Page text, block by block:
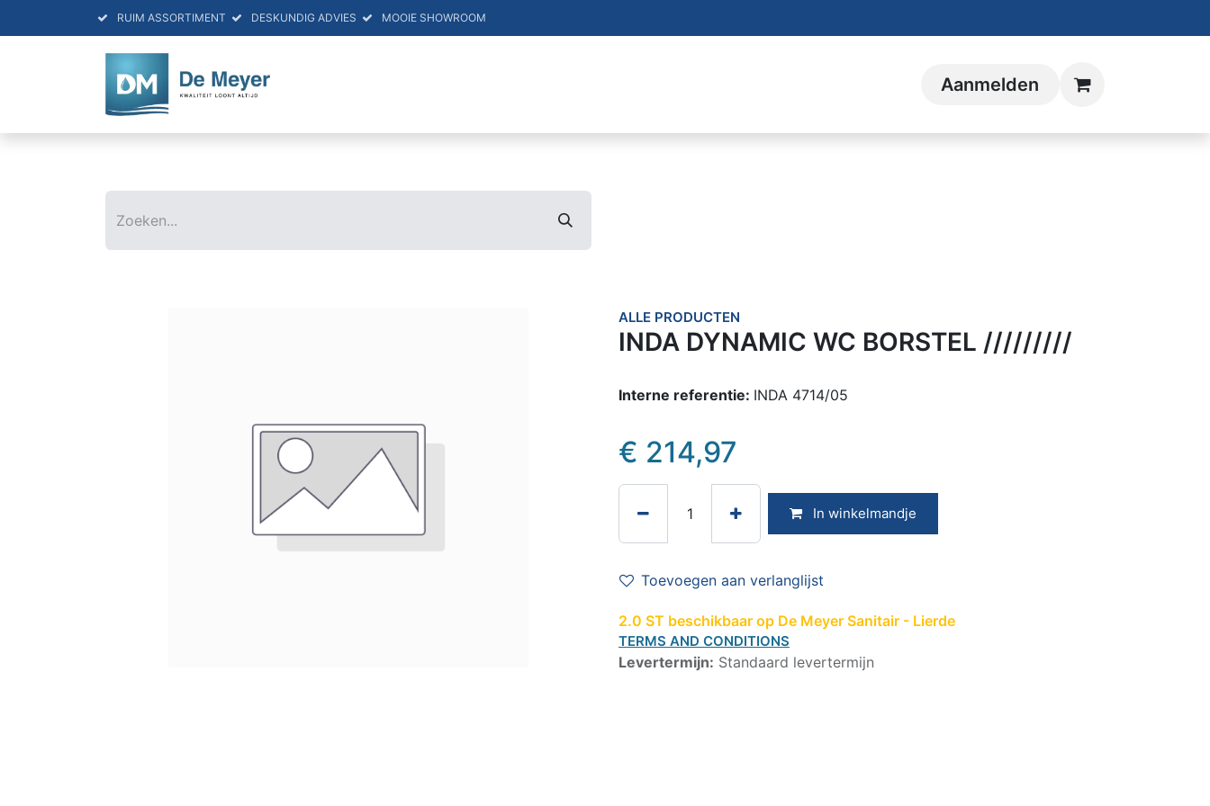
RUIM ASSORTIMENT DESKUNDIG ADVIES MOOIE SHOWROOM
Aanmelden
ALLE PRODUCTEN
INDA DYNAMIC WC BORSTEL /////////
Interne referentie: INDA 4714/05
€ 214,97
In winkelmandje
Toevoegen aan verlanglijst
2.0 ST beschikbaar op De Meyer Sanitair - Lierde
TERMS AND CONDITIONS
Levertermijn: Standaard levertermijn